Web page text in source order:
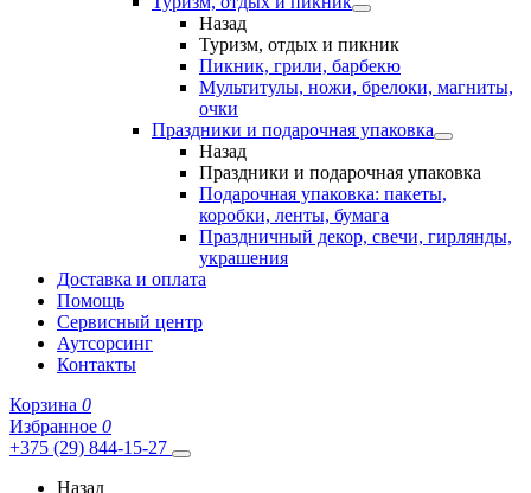
Назад
Туризм, отдых и пикник
Пикник, грили, барбекю
Мультитулы, ножи, брелоки, магниты,
очки
Праздники и подарочная упаковка
Назад
Праздники и подарочная упаковка
Подарочная упаковка: пакеты,
коробки, ленты, бумага
Праздничный декор, свечи, гирлянды,
украшения
Доставка и оплата
Помощь
Сервисный центр
Аутсорсинг
Контакты
Корзина 0
Избранное 0
+375 (29) 844-15-27
Назад